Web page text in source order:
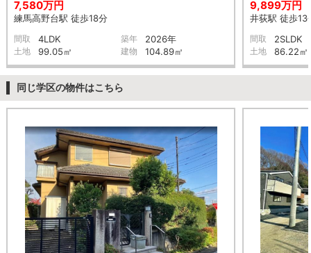
7,580万円
練馬高野台駅 徒歩18分
間取 4LDK 築年 2026年
土地 99.05㎡ 建物 104.89㎡
9,899万円
井荻駅 徒歩13
間取 2SLDK
土地 86.22㎡
同じ学区の物件はこちら